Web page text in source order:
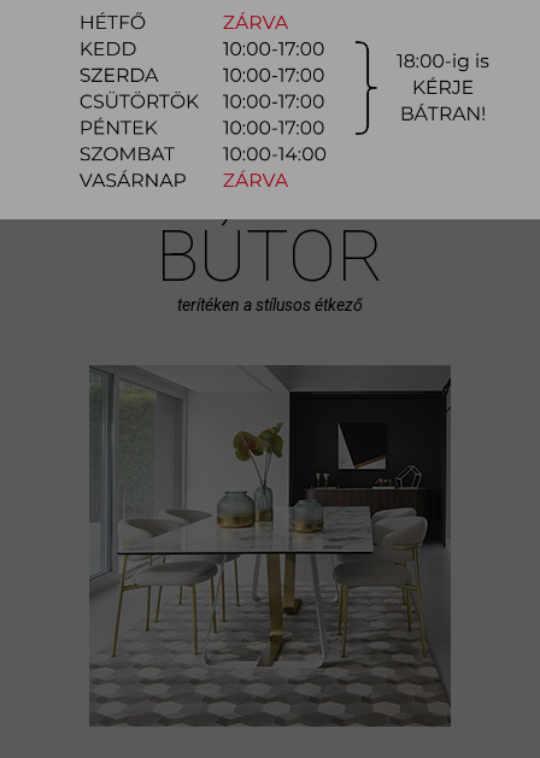
funkciót is betölt, ezért fontos a funkcionalitásában megfelelő bútorok
kiválasztása és ötletes...
bővebben
ÉTKEZŐ
BÚTOR
terítéken a stílusos étkező